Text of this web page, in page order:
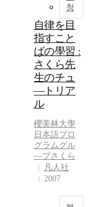
청
自律を目
指すこと
ばの學習 :
さくら先
生のチュ
―トリア
ル
櫻美林大學
日本語プロ
グラムグル
―プさくら
凡人社
2007